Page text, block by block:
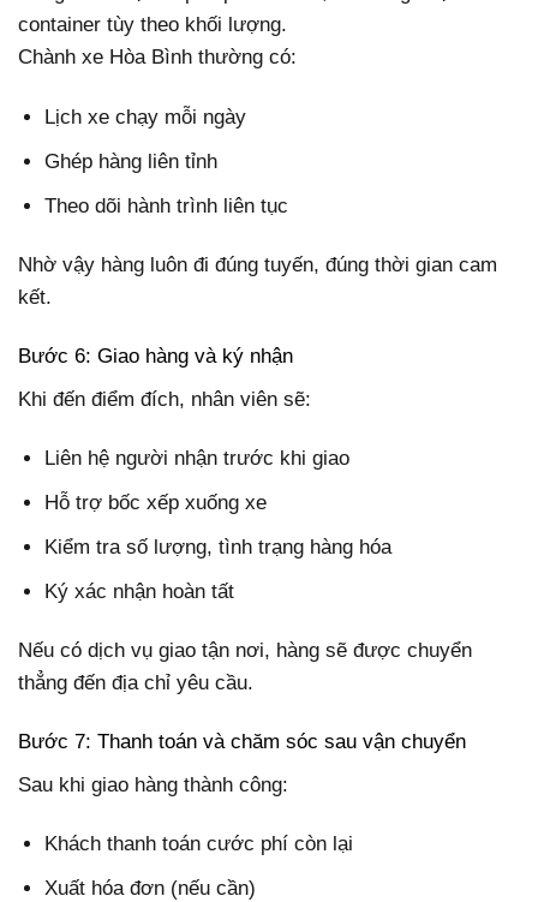
container tùy theo khối lượng.
Chành xe Hòa Bình thường có:
Lịch xe chạy mỗi ngày
Ghép hàng liên tỉnh
Theo dõi hành trình liên tục
Nhờ vậy hàng luôn đi đúng tuyến, đúng thời gian cam
kết.
Bước 6: Giao hàng và ký nhận
Khi đến điểm đích, nhân viên sẽ:
Liên hệ người nhận trước khi giao
Hỗ trợ bốc xếp xuống xe
Kiểm tra số lượng, tình trạng hàng hóa
Ký xác nhận hoàn tất
Nếu có dịch vụ giao tận nơi, hàng sẽ được chuyển
thẳng đến địa chỉ yêu cầu.
Bước 7: Thanh toán và chăm sóc sau vận chuyển
Sau khi giao hàng thành công:
Khách thanh toán cước phí còn lại
Xuất hóa đơn (nếu cần)